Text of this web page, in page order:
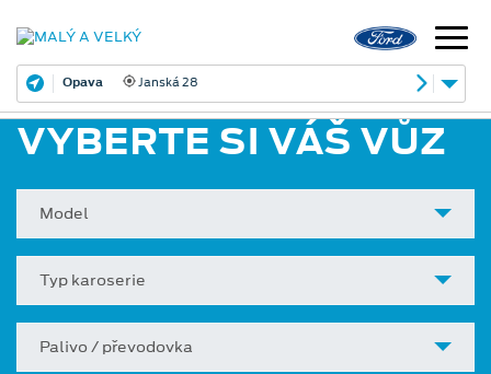
Opava Janská 28
VYBERTE SI VÁŠ VŮZ
Model
Typ karoserie
Palivo / převodovka